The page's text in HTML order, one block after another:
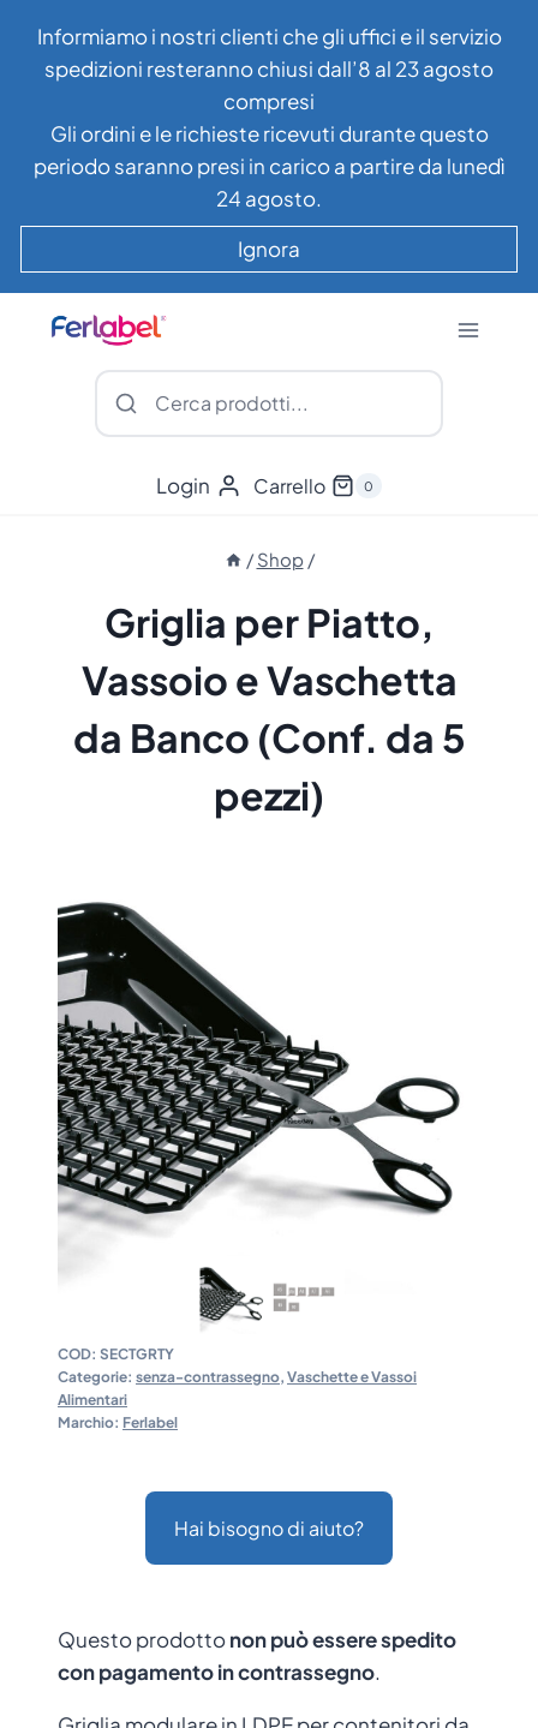
contenuto
Informiamo i nostri clienti che gli uffici e il servizio
spedizioni resteranno chiusi dall’8 al 23 agosto
compresi
Gli ordini e le richieste ricevuti durante questo
periodo saranno presi in carico a partire da lunedì
24 agosto.
Ignora
Login Carrello 0
/ Shop /
Griglia per Piatto,
Vassoio e Vaschetta
da Banco (Conf. da 5
pezzi)
COD: SECTGRTY
Categorie: senza-contrassegno, Vaschette e Vassoi
Alimentari
Marchio: Ferlabel
Hai bisogno di aiuto?
Questo prodottonon può essere spedito
con pagamento in contrassegno.